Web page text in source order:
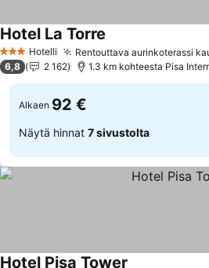
3 Tähtiluokitus
Hotelli Rentouttava aurinkoterassi
Hotel La Torre
6,8 2 162 1.3 km kohteesta Pisa
Alkaen 92 €
Näytä hinnat 7 sivustolta
Hotel Pisa Tower